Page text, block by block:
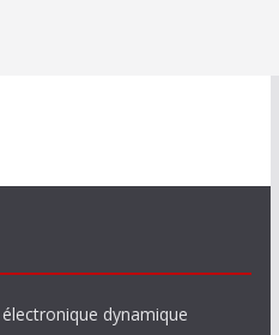
dynamique